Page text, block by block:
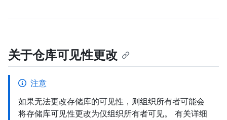
关于仓库可见性更改
注意
如果无法更改存储库的可见性，则组织所有者可能会
将存储库可见性更改为仅组织所有者可见。 有关详细